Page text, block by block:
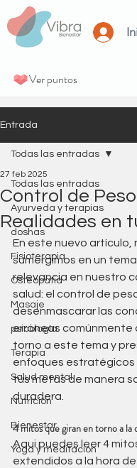
Ver puntos
Entrada
Todas las entradas
Ayurveda y terapias
doshas
Fisioterapia
Osteopatia
Masaje
psicología
Terapia
Salud mental
Nutrición
Bienestar
Yoga y meditación
Todas las entradas
Control de
Realidades en
27 feb 2025
En este nuevo artículo,
sumergimos en un
relevancia en nuestro
salud: el control de
desenmascarar las
erróneas
torno a este tema y
enfoques estratégicos
tus metas de manera
duradera.
4 mitos que giran en torno a la
Aqui puedes leer 4
extendidos a la hora